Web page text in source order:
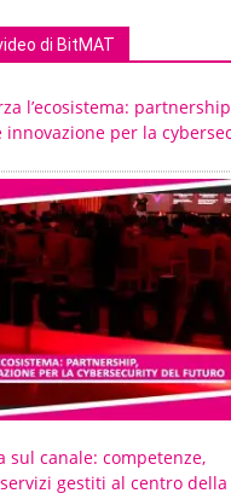
di BitMAT
l’ecosistema:
innovazione per la
sul canale: competenze,
gestiti al centro della